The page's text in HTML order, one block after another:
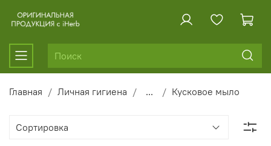
Главная Личная гигиена ... Кусковое мыло